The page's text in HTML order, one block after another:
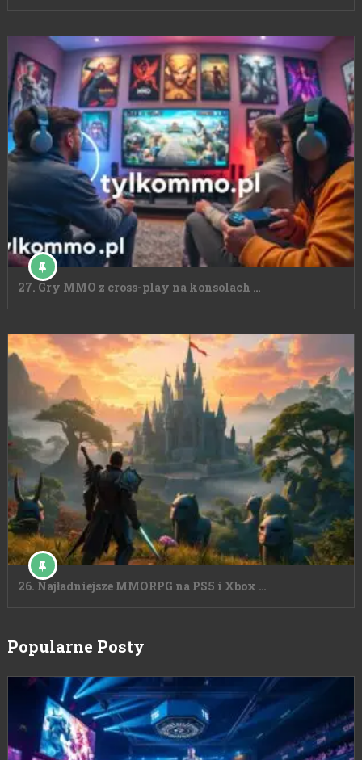
27. Gry MMO z cross-play na konsolach …
26. Najładniejsze MMORPG na PS5 i Xbox …
Popularne Posty